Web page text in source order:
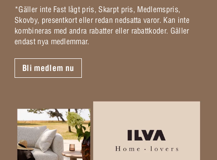
*Gäller inte Fast lågt pris, Skarpt pris, Medlemspris,
Skovby, presentkort eller redan nedsatta varor. Kan inte
kombineras med andra rabatter eller rabattkoder. Gäller
endast nya medlemmar.
Bli medlem nu